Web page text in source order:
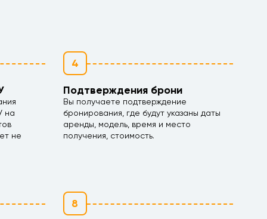
на
не
4
Подтверждения брони
Вы получаете подтверждение
бронирования, где будут указаны даты
аренды, модель, время и место
получения, стоимость.
8